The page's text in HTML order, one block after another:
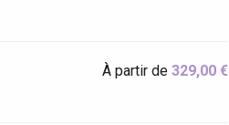
À partir de329,00 €